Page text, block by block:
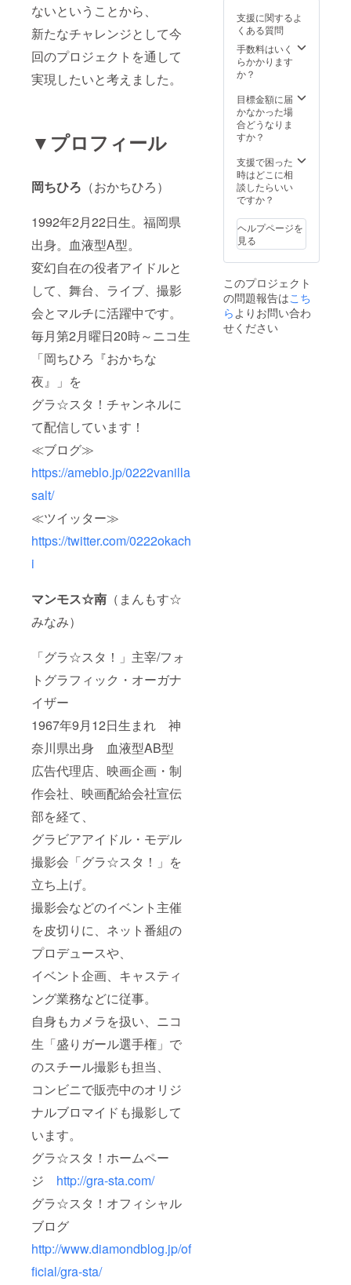
ないということから、
新たなチャレンジとして今
回のプロジェクトを通して
実現したいと考えました。
▼プロフィール
岡ちひろ （おかちひろ）
1992年2月22日生。福岡県
出身。血液型A型。
変幻自在の役者アイドルと
して、舞台、ライブ、撮影
会とマルチに活躍中です。
毎月第2月曜日20時～ニコ生
「岡ちひろ『おかちな
夜』」を
グラ☆スタ！チャンネルに
て配信しています！
≪ブログ≫
https://ameblo.jp/0222vanilla
salt/
≪ツイッター≫
https://twitter.com/0222okach
i
マンモス☆南 （まんもす☆
みなみ）
「グラ☆スタ！」主宰/フォ
トグラフィック・オーガナ
イザー
1967年9月12日生まれ 神
奈川県出身 血液型AB型
広告代理店、映画企画・制
作会社、映画配給会社宣伝
部を経て、
グラビアアイドル・モデル
撮影会「グラ☆スタ！」を
立ち上げ。
撮影会などのイベント主催
を皮切りに、ネット番組の
プロデュースや、
イベント企画、キャスティ
ング業務などに従事。
自身もカメラを扱い、ニコ
生「盛りガール選手権」で
のスチール撮影も担当、
コンビニで販売中のオリジ
ナルブロマイドも撮影して
います。
グラ☆スタ！ホームペー
ジ http://gra-sta.com/
グラ☆スタ！オフィシャル
ブログ
http://www.diamondblog.jp/of
ficial/gra-sta/
支援に関するよ
くある質問
手数料はいく
らかかります
か？
目標金額に届
かなかった場
合どうなりま
すか？
支援で困った
時はどこに相
談したらいい
ですか？
ヘルプページを
見る
このプロジェクト
の問題報告はこち
ら よりお問い合わ
せください